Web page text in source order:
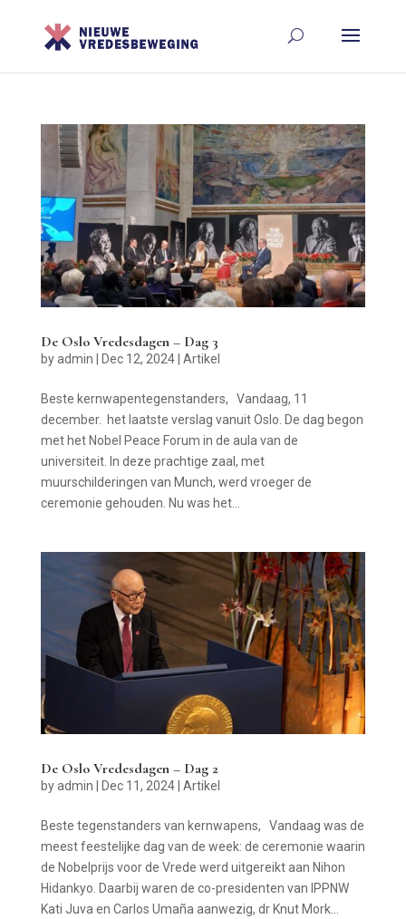
De Oslo Vredesdagen – Dag 3
byadmin | Dec 12, 2024| Artikel
Beste kernwapentegenstanders, Vandaag, 11
december. het laatste verslag vanuit Oslo. De dag begon
met het Nobel Peace Forum in de aula van de
universiteit. In deze prachtige zaal, met
muurschilderingen van Munch, werd vroeger de
ceremonie gehouden. Nu was het...
De Oslo Vredesdagen – Dag 2
byadmin Dec 11, 2024| Artikel
Beste tegenstanders van kernwapens, Vandaag was de
meest feestelijke dag van de week: de ceremonie waarin
de Nobelprijs voor de Vrede werd uitgereikt aan Nihon
Hidankyo. Daarbij waren de co-presidenten van IPPNW
Kati Juva en Carlos Umaña aanwezig, dr Knut Mork...